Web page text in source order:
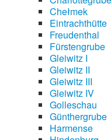
Chełmek
Eintrachthütte
Freudenthal
Fürstengrube
Gleiwitz I
Gleiwitz II
Gleiwitz III
Gleiwitz IV
Golleschau
Günthergrube
Harmense